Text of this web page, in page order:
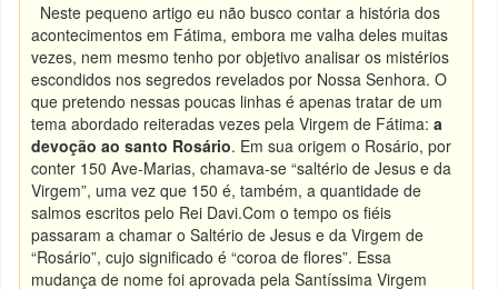
Neste pequeno artigo eu não busco contar a história dos
acontecimentos em Fátima, embora me valha deles muitas
vezes, nem mesmo tenho por objetivo analisar os mistérios
escondidos nos segredos revelados por Nossa Senhora. O
que pretendo nessas poucas linhas é apenas tratar de um
tema abordado reiteradas vezes pela Virgem de Fátima:a
devoção ao santo Rosário. Em sua origem o Rosário, por
conter 150 Ave-Marias, chamava-se “saltério de Jesus e da
Virgem”, uma vez que 150 é, também, a quantidade de
salmos escritos pelo Rei Davi.Com o tempo os fiéis
passaram a chamar o Saltério de Jesus e da Virgem de
“Rosário”, cujo significado é “coroa de flores”. Essa
mudança de nome foi aprovada pela Santíssima Virgem